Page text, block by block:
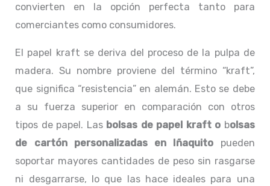
convierten en la opción perfecta tanto para
comerciantes como consumidores.
El papel kraft se deriva del proceso de la pulpa de
madera. Su nombre proviene del término “kraft”,
que significa “resistencia” en alemán. Esto se debe
a su fuerza superior en comparación con otros
tipos de papel. Las bolsas de papel kraft o bolsas
de cartón personalizadas en Iñaquito pueden
soportar mayores cantidades de peso sin rasgarse
ni desgarrarse, lo que las hace ideales para una